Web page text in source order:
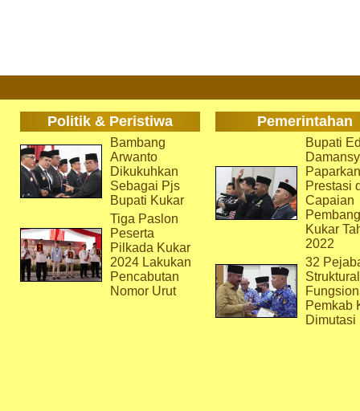
Politik & Peristiwa Pemerintahan
Bambang
Arwanto
Dikukuhkan
Sebagai Pjs
Bupati Kukar
Tiga Paslon
Peserta
Pilkada Kukar
2024 Lakukan
Pencabutan
Nomor Urut
Bupati
Paparkan
Prestasi
Capaian
Kukar
2022
32
Pemkab
Dimutasi